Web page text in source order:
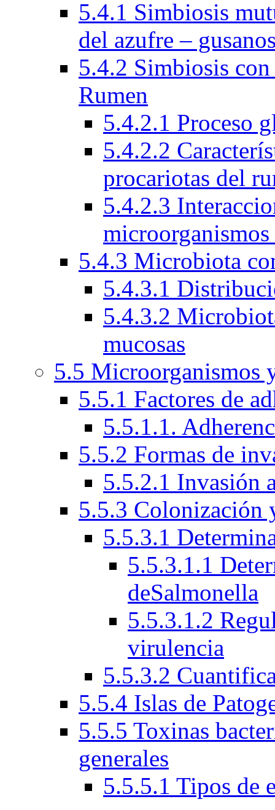
5.4.1 Simbiosis
del azufre –
5.4.2 Simbiosis
Rumen
5.4.2.1 Proceso
5.4.2.2
procariotas del
5.4.2.3
5.4.3 Microbiota
5.4.3.1
5.4.3.2
mucosas
5.5 Microorganismos
5.5.1 Factores de
5.5.1.1.
5.5.2 Formas de
5.5.2.1 Invasión
5.5.3 Colonización
5.5.3.1
5.5.3.1.1
deSalmonella
5.5.3.1.2
virulencia
5.5.3.2
5.5.4 Islas de
5.5.5 Toxinas
generales
5.5.5.1 Tipos de